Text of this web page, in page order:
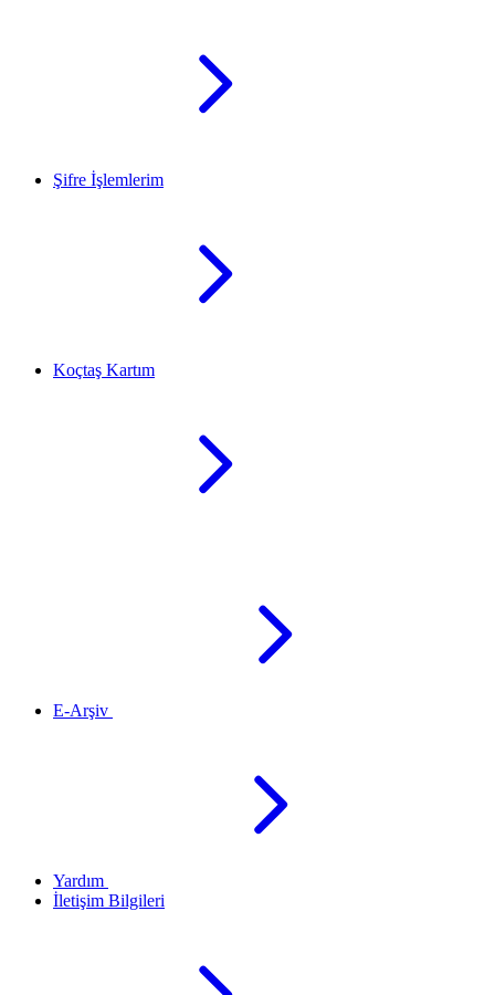
Şifre İşlemlerim
Koçtaş Kartım
E-Arşiv
Yardım
İletişim Bilgileri